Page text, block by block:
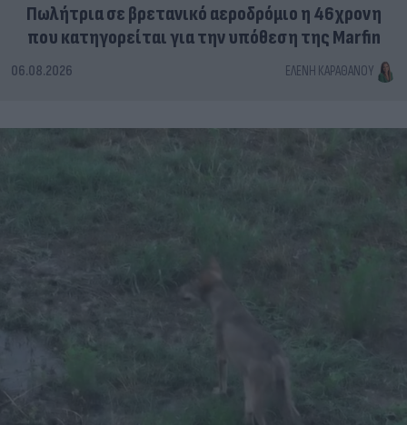
Πωλήτρια σε βρετανικό αεροδρόμιο η 46χρονη
που κατηγορείται για την υπόθεση της Marfin
06.08.2026 ΕΛΈΝΗ ΚΑΡΑΘΆΝΟΥ